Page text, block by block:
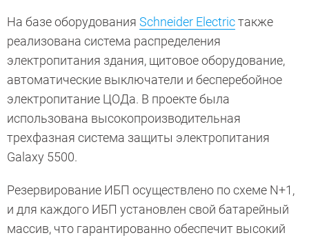
На базе оборудования Schneider Electricтакже
реализована система распределения
электропитания здания, щитовое оборудование,
автоматические выключатели и бесперебойное
электропитание ЦОДа. В проекте была
использована высокопроизводительная
трехфазная система защиты электропитания
Galaxy 5500.
Резервирование ИБП осуществлено по схеме N+1,
и для каждого ИБП установлен свой батарейный
массив, что гарантированно обеспечит высокий